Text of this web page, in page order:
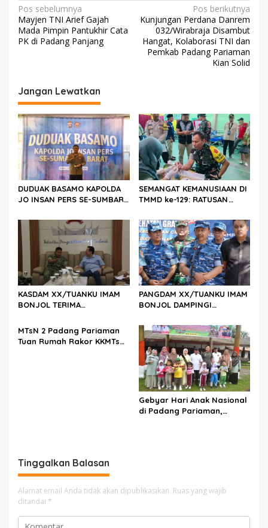
N
a
v
a
s
i
p
o
s
Pos sebelumnya
Mayjen TNI Arief Gajah
Mada Pimpin Pantukhir Cata
PK di Padang Panjang
Pos berikutnya
Kunjungan Perdana Danrem
032/Wirabraja Disambut
Hangat, Kolaborasi TNI dan
Pemkab Padang Pariaman
Kian Solid
Jangan Lewatkan
DUDUAK BASAMO KAPOLDA
JO INSAN PERS SE-SUMBAR,
Abadhy Dorong Kolaborasi
Polri dan Media Demi
Kepentingan Masyarakat
SEMANGAT KEMANUSIAAN DI
TMMD ke-129: RATUSAN
KEBUTUHAAN STOK DARAH
KASDAM XX/TUANKU IMAM
BONJOL TERIMA
ANGGOTA DPD RI H. IRMAN
GUSMAN, S.E., M.B.A., DI
PANGDAM XX/TUANKU IMAM
BONJOL DAMPINGI
AU KE-79 DI LANUD SUTAN
SJAHRIR
MTsN 2 Padang Pariaman
Tuan Rumah Rakor KKMTs
Gebyar Hari Anak Nasional
di Padang Pariaman,
Tinggalkan Balasan
Alamat email Anda tidak akan dipublikasikan. Ruas yang wajib
ditandai *